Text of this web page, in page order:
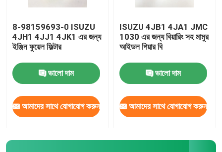
8-98159693-0 ISUZU
4JH1 4JJ1 4JK1 এর জন্য
ইঞ্জিন ফুয়েল ফিল্টার
ভালো দাম
আমাদের সাথে যোগাযোগ করুন
ISUZU 4JB1 4JA1 JMC
1030 এর জন্য বিয়ারিং সহ মামুর
আইডল গিয়ার বি
ভালো দাম
আমাদের সাথে যোগাযোগ করুন